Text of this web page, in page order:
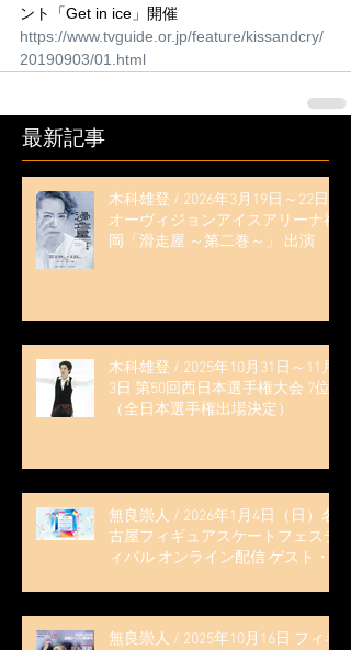
ント「Get in ice」開催
https://www.tvguide.or.jp/feature/kissandcry/
20190903/01.html
最新記事
木科雄登 / 2026年3月19日～22日
オーヴィジョンアイスアリーナ福
岡「滑走屋 ～第二巻～」 出演
木科雄登 / 2025年10月31日～11月
3日 第50回西日本選手権大会 7位
（全日本選手権出場決定）
無良崇人 / 2026年1月4日（日）名
古屋フィギュアスケートフェステ
ィバル オンライン配信 ゲスト・
無良崇人 / 2025年10月16日 フィギ